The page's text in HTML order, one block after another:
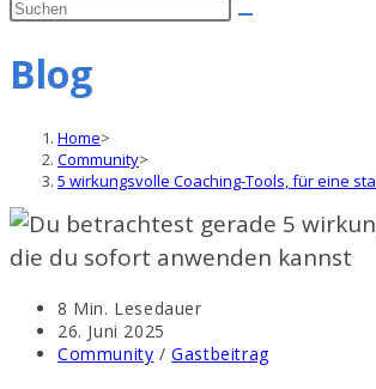
Blog
Home>
Community>
5 wirkungsvolle Coaching-Tools, für eine
Lesedauer:
8 Min. Lesedauer
Beitrag
veröffentlicht:
26. Juni 2025
Beitrags-
Community / Gastbeitrag